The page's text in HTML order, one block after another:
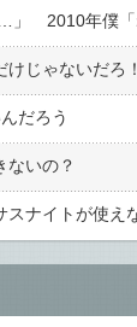
」 2010年僕「
けじゃないだろ
だろう
ないの？
ナイトが使え